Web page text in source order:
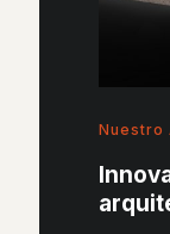
Nuestro